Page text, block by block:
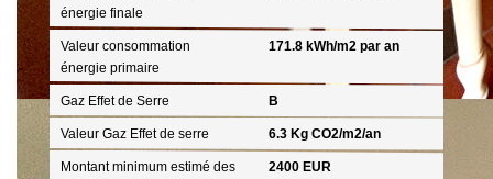
énergie finale
Valeur consommation
énergie primaire
171.8 kWh/m2 par an
Gaz Effet de Serre B
Valeur Gaz Effet de serre 6.3 Kg CO2/m2/an
Montant minimum estimé des
2400 EUR